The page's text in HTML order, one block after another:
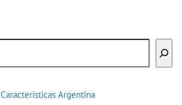
Características Argentina